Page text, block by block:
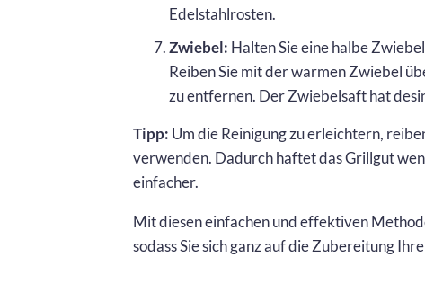
Edelstahlrosten.
Zwiebel: Halten Sie eine halbe
Reiben Sie mit der warmen Zwiebel
zu entfernen. Der Zwiebelsaft hat
Tipp: Um die Reinigung zu erleichtern,
verwenden. Dadurch haftet das Grillgut
einfacher.
Mit diesen einfachen und effektiven
sodass Sie sich ganz auf die Zubereitung